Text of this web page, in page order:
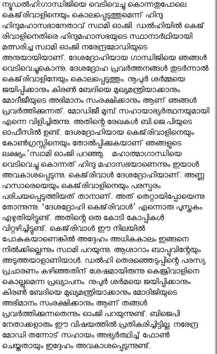
ന്യൂഡല്‍ഹി:ഗാന്ധിജിയെ വെടിവെച്ചു കൊന്നതുപോലെ
കെജ്‌രിവാളിനെയും കൊലപ്പെടുത്തുമെന്ന് ഹിന്ദു
ഹിന്ദുമഹാസഭാനേതാവ് സ്വാമി ഓംജി. ഡല്‍ഹിയില്‍ കെജ്
രിവാളിനെതിരെ ഹിന്ദുമഹാസഭയുടെ സ്ഥാനാര്‍ഥിയായി
മത്സരിച്ച സ്വാമി ഓംജി നരേന്ദ്രമോഡിയുടെ
അനുയായിയാണ്. ദേശദ്രോഹിയായ ഗാന്ധിജിയെ ഞങ്ങള്‍
വെടിവെച്ചുകൊന്നു. ദേശദ്രോഹ പ്രവര്‍ത്തനങ്ങള്‍ തുടര്‍ന്നാല്‍
കെജ്‌രിവാളിനേയും കൊലപ്പെടുത്തും. നൂപുര്‍ ശര്‍മ്മയെ
ജയിപ്പിക്കാനും കിരണ്‍ ബേദിയെ മുഖ്യമന്ത്രിയാക്കാനും
മോദീജീയുടെ അഭിമാനം സംരക്ഷിക്കാനും ആണ് ഞങ്ങള്‍
പ്രവര്‍ത്തിക്കുന്നത്. മോഡിജീ മുമ്പ്‌ സഹായാഭ്യര്‍ത്ഥനയുമായി
എന്നെ വിളിച്ചിരുന്നു. അതിന്റെ രേഖകള്‍ ബി.ജെ.പിയുടെ
ഓഫീസില്‍ ഉണ്ട്. ദേശദ്രോഹിയായ കെജ്‌രിവാളിനെയും
കോണ്‍ഗ്രസ്സിനെയും തോല്‍പ്പിക്കുകയാണ് ഞങ്ങളുടെ
ലക്ഷ്യം.’സ്വാമി ഓംജി പറഞ്ഞു. മഹാത്മാഗാന്ധിയെ
വെടിവെച്ചു കൊന്നത് ഹിന്ദു മഹാസഭയാണെന്നും ഇയാള്‍
അവകാശപ്പെടുന്നു. കെജ്‌രിവാള്‍ ദേശദ്രോഹിയാണ്. അണ്ണ
ഹസാരെയെയും കെജ്‌രിവാളിനെയും പരസ്പരം
പരിചയപ്പെടുത്തിയത് താനാണ്. അത് തെറ്റായിപ്പോയെന്നു
തോന്നുന്നു. ‘ദേശദ്രോഹി കെജ്‌രിവാള്‍’ എന്നൊരു പുസ്തകം
എഴുതിയിട്ടുണ്ട്. അതിന്റെ ഒരു കോടി കോപ്പികള്‍
വിറ്റഴിച്ചിട്ടുണ്ട്. കെജ്‌രിവാള്‍ ഈ നിലയില്‍
പോകുകയാണെങ്കില്‍ അദ്ദേഹം അധികകാലം ഇങ്ങനെ
നില്‍ക്കില്ലെന്നും സ്വാമി പറയുന്നു. ആശാറാം ബാപ്പുവിന്റേയും
അടുത്തയാളാണിയാള്‍. ഡല്‍ഹി തെരഞ്ഞെടുപ്പിന്റെ പരസ്യ
പ്രചാരണം കഴിഞ്ഞതിന് ശേഷമായിരുന്നു കെജ്രിവാളിനെ
കൊല്ലുമെന്ന പ്രഖ്യാപനം. നുപുര്‍ ശര്‍മയെ ജയിപ്പിക്കാനും
കിരണ്‍ ബേദിയെ മുഖ്യമന്ത്രിയാക്കാനും മോദിജിയുടെ
അഭിമാനം സംരക്ഷിക്കാനും ആണ് തങ്ങള്‍
പ്രവര്‍ത്തിക്കുന്നതെന്നും ഓംജി പറയുന്നുണ്ട്. ബിജെപി
നേതാക്കളാരും ഈ വിഷയത്തില്‍ പ്രതികരിച്ചിട്ടില്ല. നരേന്ദ്ര
മോഡി തന്നോട് സഹായം അഭ്യര്‍ത്ഥിച്ച് ഫോണ്‍
ചെയ്തതായും ഇദ്ദേഹം അവകാശപ്പെടുന്നുണ്ട്.